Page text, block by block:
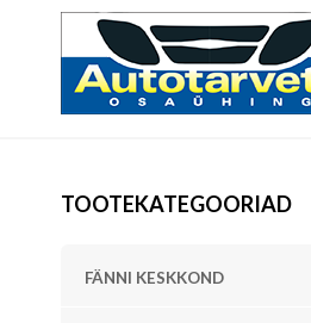
TOOTEKATEGOORIAD
FÄNNI KESKKOND